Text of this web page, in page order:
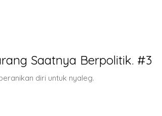
Saatnya Berpolitik. #3
diri untuk nyaleg.